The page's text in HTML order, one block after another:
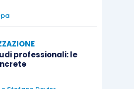
professionali: le